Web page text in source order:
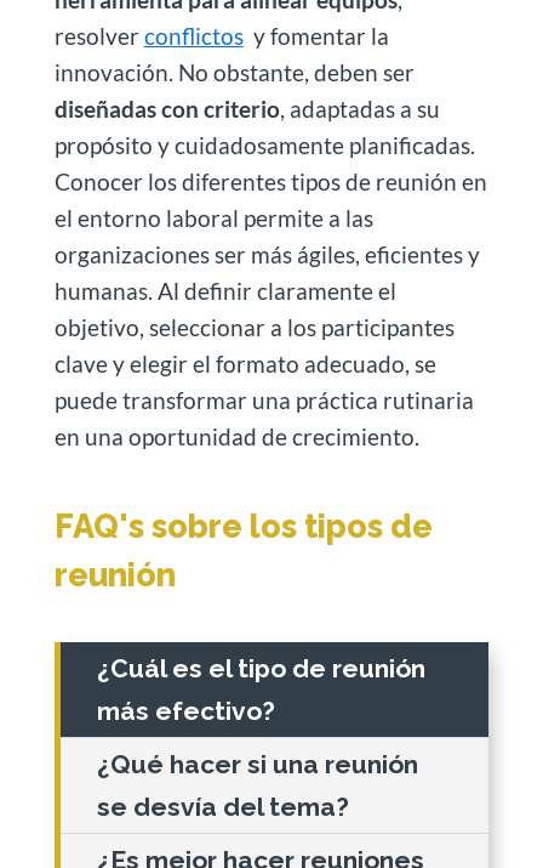
resolverconflictosy fomentar la
innovación. No obstante, deben ser
diseñadas con criterio, adaptadas a su
propósito y cuidadosamente planificadas.
Conocer los diferentes tipos de reunión en
el entorno laboral permite a las
organizaciones ser más ágiles, eficientes y
humanas. Al definir claramente el
objetivo, seleccionar a los participantes
clave y elegir el formato adecuado, se
puede transformar una práctica rutinaria
en una oportunidad de crecimiento.
FAQ's sobre los tipos de
reunión
¿Cuál es el tipo de reunión
más efectivo?
¿Qué hacer si una reunión
se desvía del tema?
¿Es mejor hacer reuniones